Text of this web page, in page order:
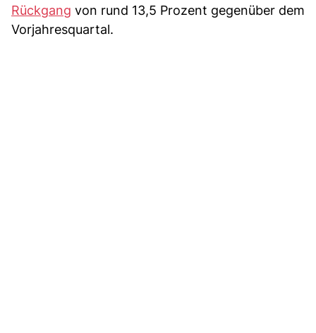
Rückgang von rund 13,5 Prozent gegenüber dem
Vorjahresquartal.